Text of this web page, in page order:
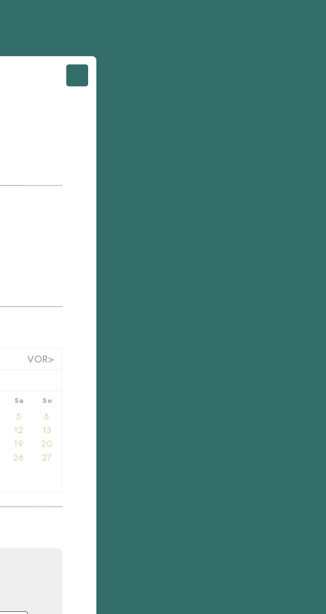
VOR>
Sa So
5
6
12
13
19
20
26
27